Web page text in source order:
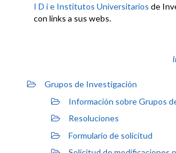
I D i e Institutos Universitarios de
con links a sus webs.
Grupos de Investigación
Información sobre Grupos
Resoluciones
Formulario de solicitud